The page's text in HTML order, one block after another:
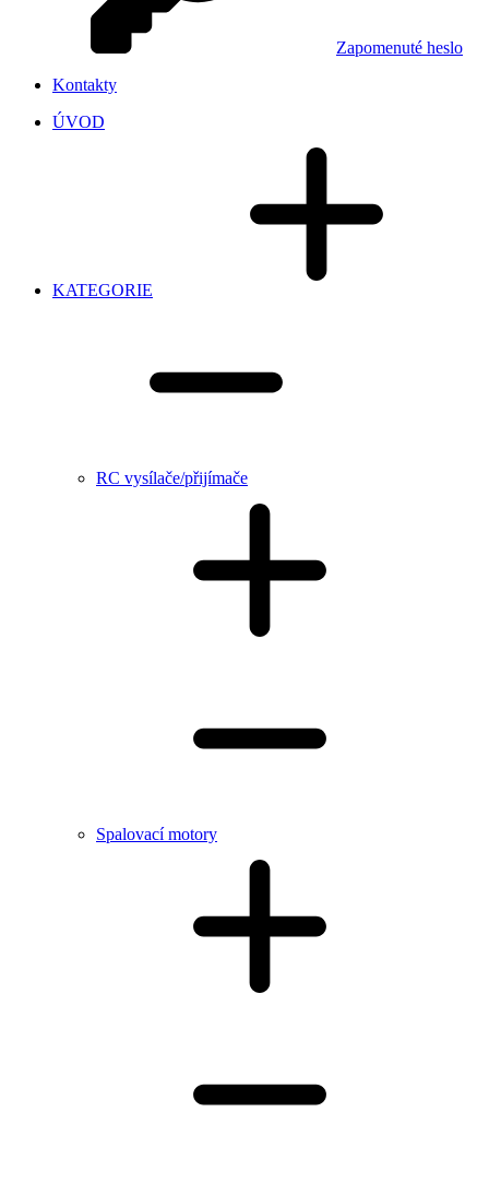
Zapomenuté heslo
Kontakty
ÚVOD
KATEGORIE
RC vysílače/přijímače
Spalovací motory